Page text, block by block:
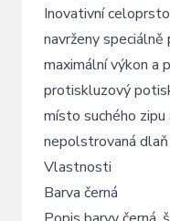
Inovativní
navrženy
maximální výkon a
protiskluzový
místo suchého
nepolstrovaná
Vlastnosti
Barva černá